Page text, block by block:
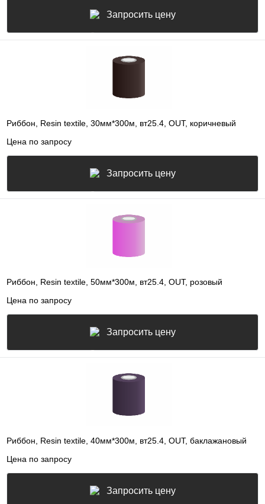
Запросить цену
Риббон, Resin textile, 30мм*300м, вт25.4, OUT, коричневый
Цена по запросу
Запросить цену
Риббон, Resin textile, 50мм*300м, вт25.4, OUT, розовый
Цена по запросу
Запросить цену
Риббон, Resin textile, 40мм*300м, вт25.4, OUT, баклажановый
Цена по запросу
Запросить цену